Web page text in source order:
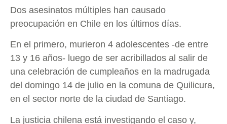
Dos asesinatos múltiples han causado
preocupación en Chile en los últimos días.
En el primero, murieron 4 adolescentes -de entre
13 y 16 años- luego de ser acribillados al salir de
una celebración de cumpleaños en la madrugada
del domingo 14 de julio en la comuna de Quilicura,
en el sector norte de la ciudad de Santiago.
La justicia chilena está investigando el caso y,